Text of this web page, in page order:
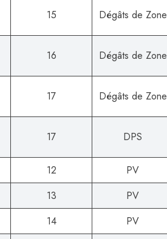
15 Dégâts de Zone
16 Dégâts de Zone
17 Dégâts de Zone
17 DPS
12 PV
13 PV
14 PV